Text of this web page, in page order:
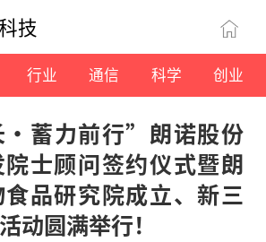
技
行业 通信 科学 创业
·蓄力前行”朗诺股份
士顾问签约仪式暨朗
品研究院成立、新三
动圆满举行！